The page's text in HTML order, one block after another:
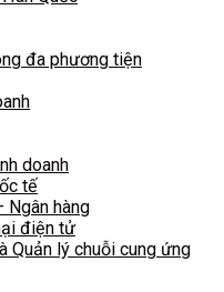
đa phương tiện
doanh
tế
Ngân hàng
điện tử
Quản lý chuỗi cung ứng